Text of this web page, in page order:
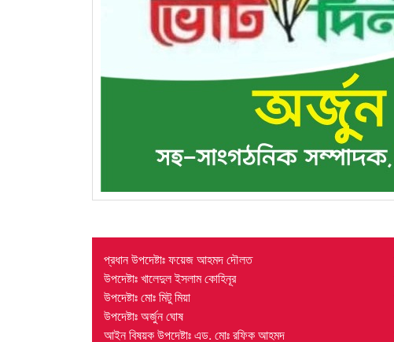
প্রধান উপদেষ্টাঃ ফয়েজ আহমদ দৌলত
উপদেষ্টাঃ খালেদুল ইসলাম কোহিনূর
উপদেষ্টাঃ মোঃ মিটু মিয়া
উপদেষ্টাঃ অর্জুন ঘোষ
আইন বিষয়ক উপদেষ্টাঃ এড. মোঃ রফিক আহমদ